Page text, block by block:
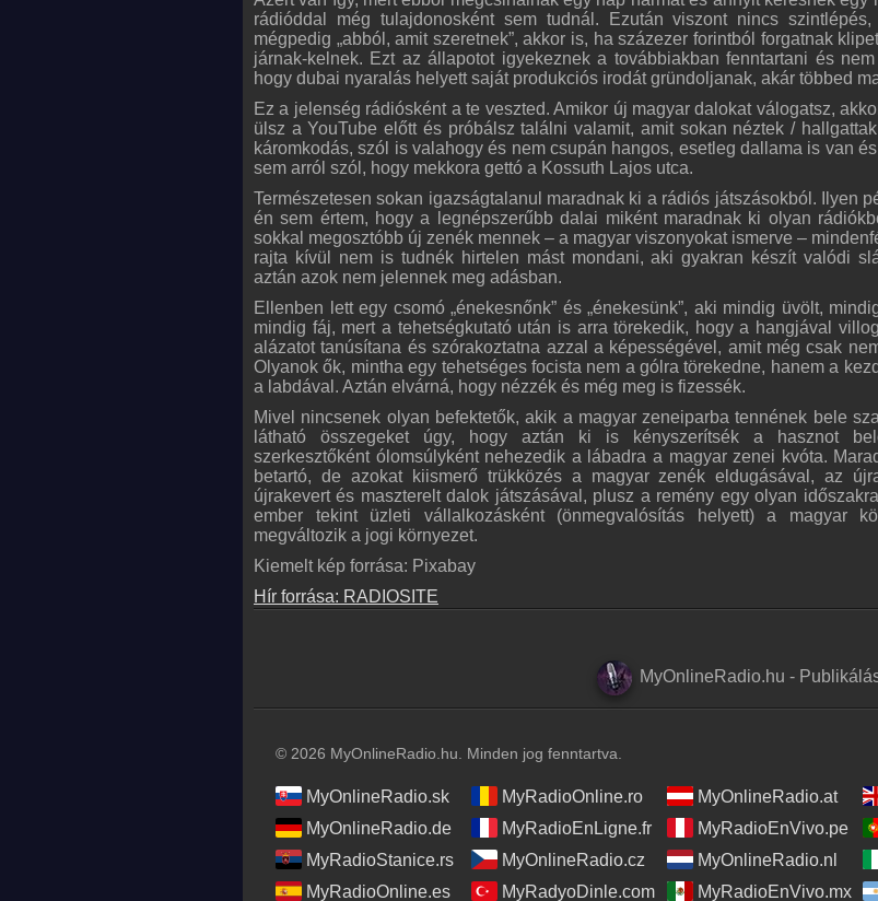
rádióddal még tulajdonosként sem tudnál. Ezután viszont nincs
mégpedig „abból, amit szeretnek”, akkor is, ha százezer forintból forgatnak
járnak-kelnek. Ezt az állapotot igyekeznek a továbbiakban fenntartani és
hogy dubai nyaralás helyett saját produkciós irodát gründoljanak, akár többed
Ez a jelenség rádiósként a te veszted. Amikor új magyar dalokat válogatsz,
ülsz a YouTube előtt és próbálsz találni valamit, amit sokan néztek /
káromkodás, szól is valahogy és nem csupán hangos, esetleg dallama is van
sem arról szól, hogy mekkora gettó a Kossuth Lajos utca.
Természetesen sokan igazságtalanul maradnak ki a rádiós játszásokból. Ilyen
én sem értem, hogy a legnépszerűbb dalai miként maradnak ki olyan
sokkal megosztóbb új zenék mennek – a magyar viszonyokat ismerve –
rajta kívül nem is tudnék hirtelen mást mondani, aki gyakran készít valódi
aztán azok nem jelennek meg adásban.
Ellenben lett egy csomó „énekesnőnk” és „énekesünk”, aki mindig üvölt,
mindig fáj, mert a tehetségkutató után is arra törekedik, hogy a hangjával
alázatot tanúsítana és szórakoztatna azzal a képességével, amit még csak
Olyanok ők, mintha egy tehetséges focista nem a gólra törekedne, hanem a
a labdával. Aztán elvárná, hogy nézzék és még meg is fizessék.
Mivel nincsenek olyan befektetők, akik a magyar zeneiparba tennének bele
látható összegeket úgy, hogy aztán ki is kényszerítsék a hasznot
szerkesztőként ólomsúlyként nehezedik a lábadra a magyar zenei kvóta.
betartó, de azokat kiismerő trükközés a magyar zenék eldugásával, az
újrakevert és maszterelt dalok játszásával, plusz a remény egy olyan
ember tekint üzleti vállalkozásként (önmegvalósítás helyett) a magyar
megváltozik a jogi környezet.
Kiemelt kép forrása: Pixabay
Hír forrása: RADIOSITE
MyOnlineRadio.hu -
© 2026 MyOnlineRadio.hu. Minden jog fenntartva.
MyOnlineRadio.sk MyRadioOnline.ro MyOnlineRadio.at
MyOnlineRadio.de
MyRadioEnLigne.fr MyRadioEnVivo.pe
MyRadioStanice.rs
MyOnlineRadio.cz MyOnlineRadio.nl
MyRadioOnline.es
MyRadyoDinle.com MyRadioEnVivo.mx